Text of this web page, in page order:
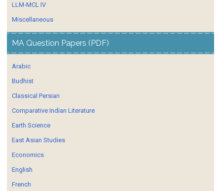
LLM-MCL IV
Miscellaneous
MA Question Papers (PDF)
Arabic
Budhist
Classical Persian
Comparative Indian Literature
Earth Science
East Asian Studies
Economics
English
French